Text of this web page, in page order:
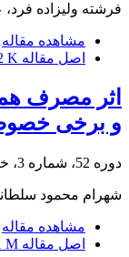
فرشته ولیزاده
مشاهده مقاله
اصل مقاله K
و برخی
دوره 52، شماره 3، خرداد 1400، صفحه
شهرام محمود
مشاهده مقاله
اصل مقاله M